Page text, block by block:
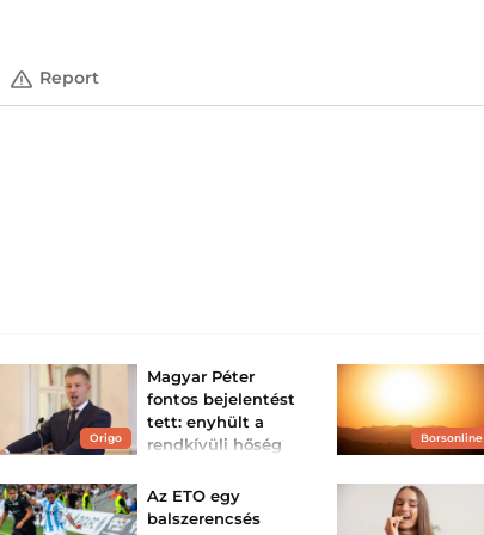
Report
Origo
Magyar Péter
fontos bejelentést
tett: enyhült a
rendkívüli hőség
veszélyhelyzet
A miniszterelnök közölte:
stabil az energiaellátás és
Borsonline
Az ETO egy
balszerencsés